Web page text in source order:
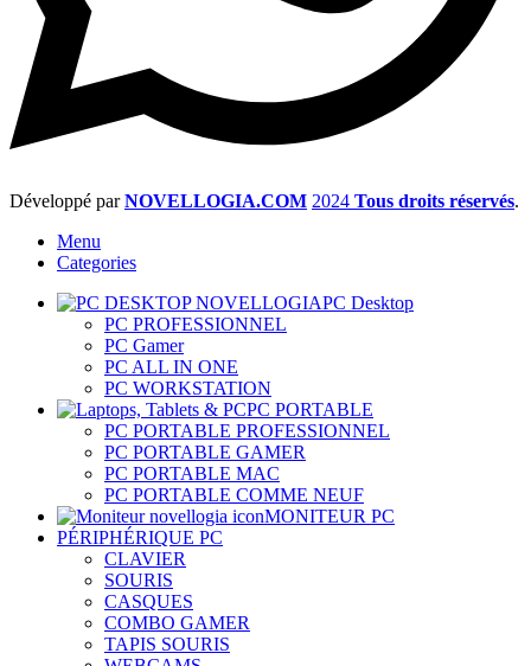
Développé parNOVELLOGIA.COM 2024 Tous droits réservés.
Menu
Categories
PC Desktop
PC PROFESSIONNEL
PC Gamer
PC ALL IN ONE
PC WORKSTATION
PC PORTABLE
PC PORTABLE PROFESSIONNEL
PC PORTABLE GAMER
PC PORTABLE MAC
PC PORTABLE COMME NEUF
MONITEUR PC
PÉRIPHÉRIQUE PC
CLAVIER
SOURIS
CASQUES
COMBO GAMER
TAPIS SOURIS